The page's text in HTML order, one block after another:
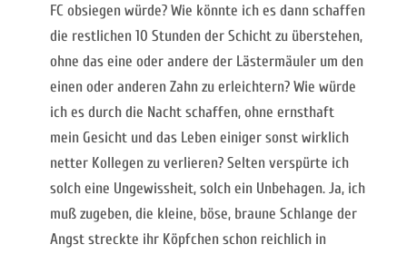
FC obsiegen würde? Wie könnte ich es dann schaffen
die restlichen 10 Stunden der Schicht zu überstehen,
ohne das eine oder andere der Lästermäuler um den
einen oder anderen Zahn zu erleichtern? Wie würde
ich es durch die Nacht schaffen, ohne ernsthaft
mein Gesicht und das Leben einiger sonst wirklich
netter Kollegen zu verlieren? Selten verspürte ich
solch eine Ungewissheit, solch ein Unbehagen. Ja, ich
muß zugeben, die kleine, böse, braune Schlange der
Angst streckte ihr Köpfchen schon reichlich in